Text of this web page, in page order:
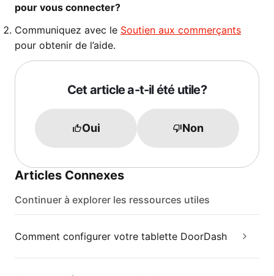
pour vous connecter?
Communiquez avec le Soutien aux commerçants
pour obtenir de l’aide.
Cet article a-t-il été utile?
Oui Non
Articles Connexes
Continuer à explorer les ressources utiles
Comment configurer votre tablette DoorDash